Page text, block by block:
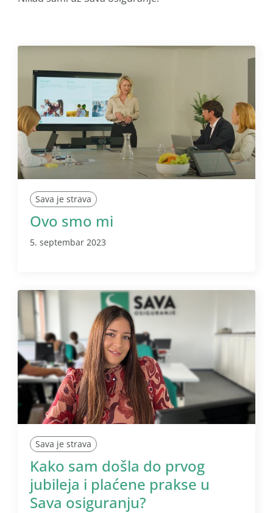
Sava je strava
Ovo smo mi
5. septembar 2023
Sava je strava
Kako sam došla do prvog
jubileja i plaćene prakse u
Sava osiguranju?